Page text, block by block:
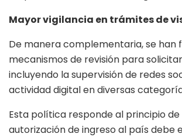
Mayor vigilancia en trámites de
De manera complementaria, se han
mecanismos de revisión para
incluyendo la supervisión de redes
actividad digital en diversas
Esta política responde al principio
autorización de ingreso al país debe